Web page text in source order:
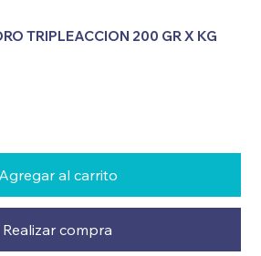
TRIPLEACCION 200 GR X KG
Agregar al carrito
Realizar compra